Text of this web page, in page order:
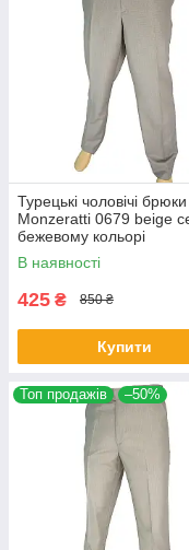
Турецькі чоловічі брюки
Monzeratti 0679 beige
бежевому кольорі
В наявності
425 ₴ 850 ₴
Купити
Топ продажів –50%